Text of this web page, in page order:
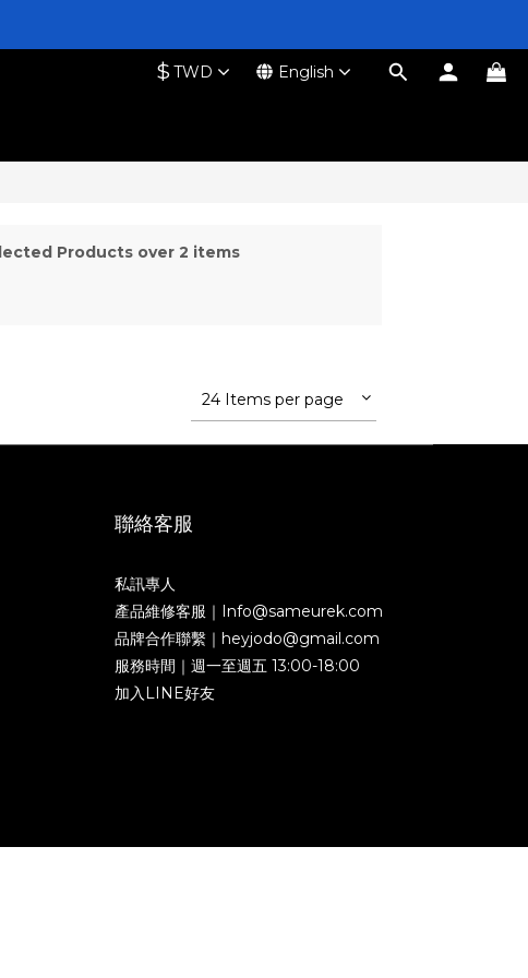
$ TWD English
Products over 2 items
24 Items per page
聯絡客服
私訊專人
產品維修客服｜Info@sameurek.com
品牌合作聯繫｜heyjodo@gmail.com
服務時間｜週一至週五 13:00-18:00
加入LINE好友